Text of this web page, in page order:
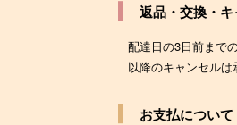
返品・交換・
配達日の3日前まで
以降のキャンセルは
お支払について